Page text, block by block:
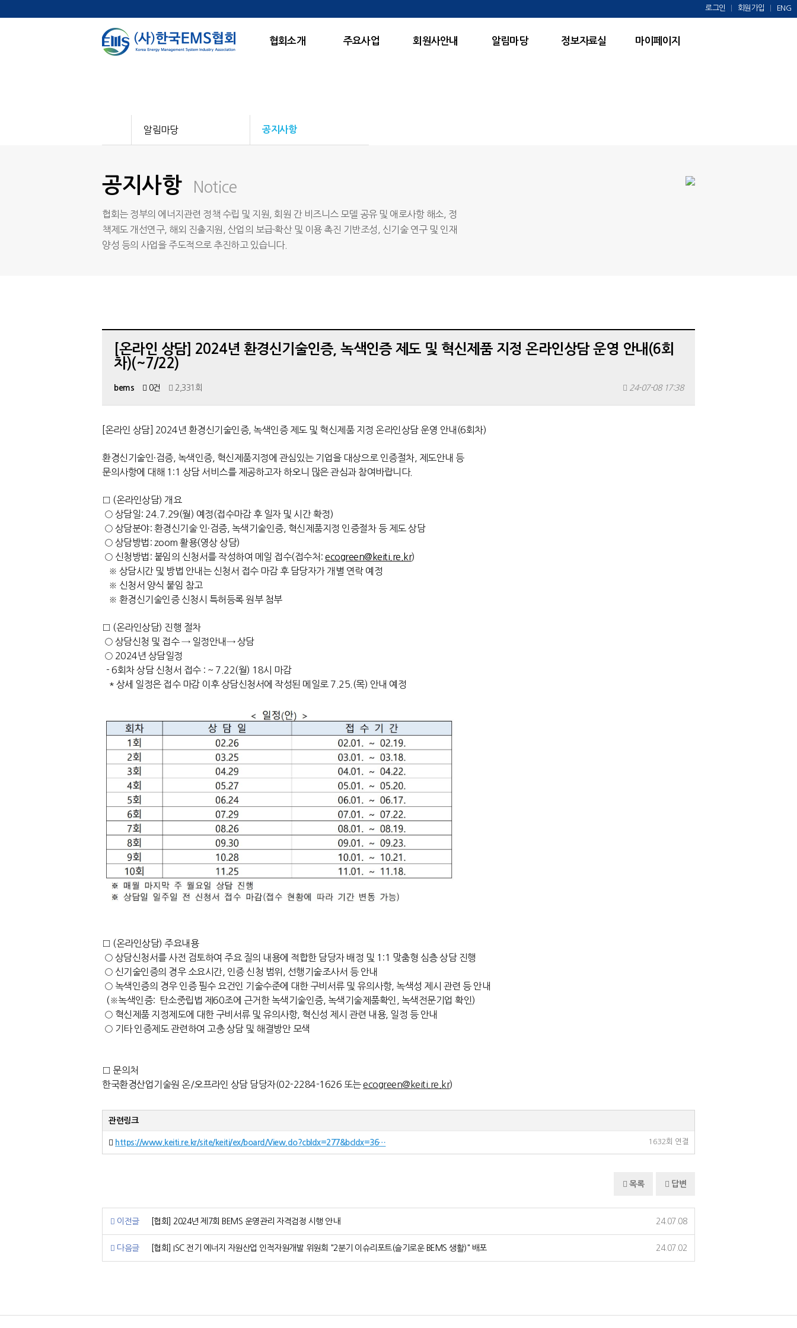
ENG
회원가입
로그인
협회소개 주요사업 회원사안내 알림마당 정보자료실 마이페이지
알림마당 공지사항
공지사항 Notice
협회는 정부의 에너지관련 정책 수립 및 지원, 회원 간 비즈니스 모델 공유 및 애로사항 해소, 정
책제도 개선연구, 해외 진출지원, 산업의 보급·확산 및 이용 촉진 기반조성, 신기술 연구 및 인재
양성 등의 사업을 주도적으로 추진하고 있습니다.
[온라인 상담] 2024년 환경신기술인증, 녹색인증 제도 및 혁신제품 지정 온라인상담 운영 안내(6회
차)(~7/22)
bems 0건 2,331회 24-07-08 17:38
[온라인 상담] 2024년 환경신기술인증, 녹색인증 제도 및 혁신제품 지정 온라인상담 운영 안내(6회차)
환경신기술인·검증, 녹색인증, 혁신제품지정에 관심있는 기업을 대상으로 인증절차, 제도안내 등
문의사항에 대해 1:1 상담 서비스를 제공하고자 하오니 많은 관심과 참여바랍니다.
□ (온라인상담) 개요
○ 상담일: 24.7.29(월) 예정(접수마감 후 일자 및 시간 확정)
○ 상담분야: 환경신기술 인·검증, 녹색기술인증, 혁신제품지정 인증절차 등 제도 상담
○ 상담방법: zoom 활용(영상 상담)
○ 신청방법: 붙임의 신청서를 작성하여 메일 접수(접수처: ecogreen@keiti.re.kr)
※ 상담시간 및 방법 안내는 신청서 접수 마감 후 담당자가 개별 연락 예정
※ 신청서 양식 붙임 참고
※ 환경신기술인증 신청시 특허등록 원부 첨부
□ (온라인상담) 진행 절차
○ 상담신청 및 접수 → 일정안내→ 상담
○ 2024년 상담일정
- 6회차 상담 신청서 접수 : ~ 7.22(월) 18시 마감
* 상세 일정은 접수 마감 이후상담신청서에 작성된 메일로 7.25.(목) 안내 예정
□ (온라인상담) 주요내용
○ 상담신청서를 사전 검토하여 주요 질의 내용에 적합한 담당자 배정 및 1:1 맞춤형 심층 상담 진행
○ 신기술인증의 경우 소요시간, 인증 신청 범위, 선행기술조사서 등 안내
○ 녹색인증의 경우 인증 필수 요건인 기술수준에 대한 구비서류 및 유의사항, 녹색성 제시 관련 등 안내
(※녹색인증: 탄소중립법 제60조에 근거한 녹색기술인증, 녹색기술제품확인, 녹색전문기업 확인)
○ 혁신제품 지정제도에 대한 구비서류 및 유의사항, 혁신성 제시 관련 내용, 일정 등 안내
○ 기타 인증제도 관련하여 고충 상담 및 해결방안 모색
□ 문의처
한국환경산업기술원 온/오프라인 상담 담당자(02-2284-1626 또는ecogreen@keiti.re.kr)
관련링크
https://www.keiti.re.kr/site/keiti/ex/board/View.do?cbIdx=277&bcIdx=36… 1632회 연결
목록 답변
이전글 [협회] 2024년 제7회 BEMS 운영관리 자격검정 시행 안내 24.07.08
다음글 [협회] ISC 전기 에너지 자원산업 인적자원개발 위원회 "2분기 이슈리포트(슬기로운 BEMS 생활)" 배포 24.07.02